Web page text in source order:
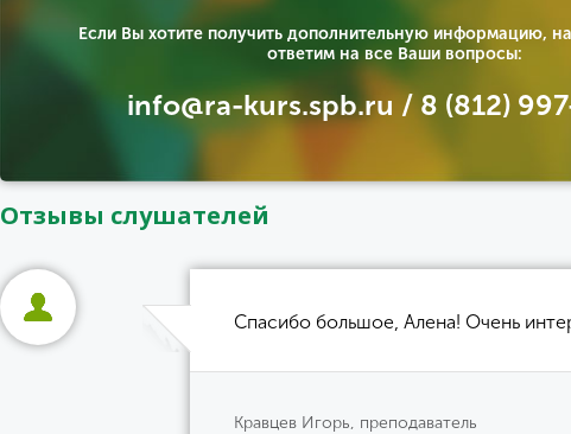
Если Вы хотите получить дополнительную информацию,
ответим на все Ваши вопросы:
info@ra-kurs.spb.ru / 8 (812)
Отзывы слушателей
Спасибо большое, Алена! Очень
Кравцев Игорь, преподаватель